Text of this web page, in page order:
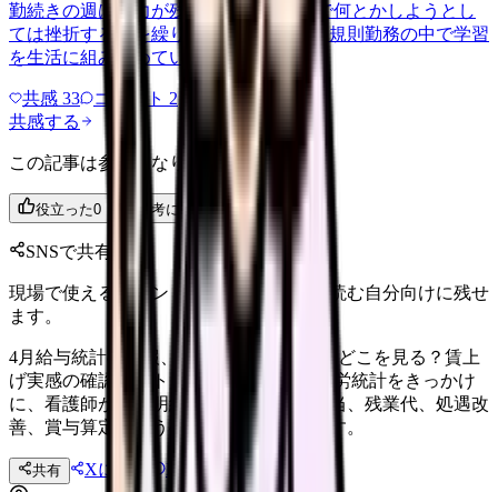
勤続きの週は気力が残らない。 気合いで何とかしようとし
ては挫折する、を繰り返しています。不規則勤務の中で学習
を生活に組み込めている方が、…
共感 33 コメント 2
共感する
この記事は参考になりましたか？
役立った0 参考になった
SNSで共有
現場で使えるポイントを、同僚やあとで読む自分向けに残せ
ます。
4月給与統計の確報、看護師は給与明細のどこを見る？賃上
げ実感の確認リスト 厚生労働省の毎月勤労統計をきっかけ
に、看護師が給与明細で基本給、夜勤手当、残業代、処遇改
善、賞与算定をどう確認するか整理します。
共有 Xに投稿 LINE 投稿文コピー